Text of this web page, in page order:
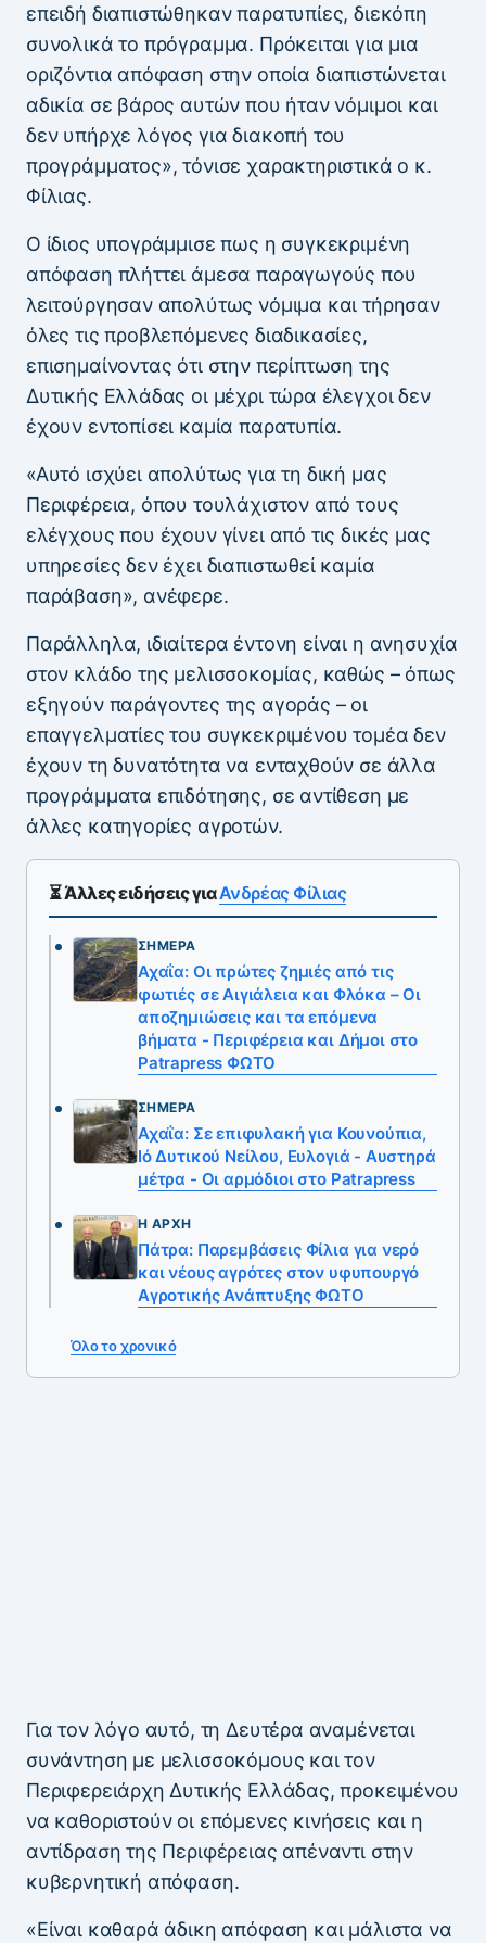
επειδή διαπιστώθηκαν παρατυπίες, διεκόπη
συνολικά το πρόγραμμα. Πρόκειται για μια
οριζόντια απόφαση στην οποία διαπιστώνεται
αδικία σε βάρος αυτών που ήταν νόμιμοι και
δεν υπήρχε λόγος για διακοπή του
προγράμματος», τόνισε χαρακτηριστικά ο κ.
Φίλιας.
Ο ίδιος υπογράμμισε πως η συγκεκριμένη
απόφαση πλήττει άμεσα παραγωγούς που
λειτούργησαν απολύτως νόμιμα και τήρησαν
όλες τις προβλεπόμενες διαδικασίες,
επισημαίνοντας ότι στην περίπτωση της
Δυτικής Ελλάδας οι μέχρι τώρα έλεγχοι δεν
έχουν εντοπίσει καμία παρατυπία.
«Αυτό ισχύει απολύτως για τη δική μας
Περιφέρεια, όπου τουλάχιστον από τους
ελέγχους που έχουν γίνει από τις δικές μας
υπηρεσίες δεν έχει διαπιστωθεί καμία
παράβαση», ανέφερε.
Παράλληλα, ιδιαίτερα έντονη είναι η ανησυχία
στον κλάδο της μελισσοκομίας, καθώς – όπως
εξηγούν παράγοντες της αγοράς – οι
επαγγελματίες του συγκεκριμένου τομέα δεν
έχουν τη δυνατότητα να ενταχθούν σε άλλα
προγράμματα επιδότησης, σε αντίθεση με
άλλες κατηγορίες αγροτών.
⏳ Άλλες ειδήσεις γιαΑνδρέας Φίλιας
ΣΉΜΕΡΑ
Αχαΐα: Οι πρώτες ζημιές από τις
φωτιές σε Αιγιάλεια και Φλόκα – Οι
αποζημιώσεις και τα επόμενα
βήματα - Περιφέρεια και Δήμοι στο
Patrapress ΦΩΤΟ
ΣΉΜΕΡΑ
Αχαΐα: Σε επιφυλακή για Κουνούπια,
Ιό Δυτικού Νείλου, Ευλογιά - Αυστηρά
μέτρα - Οι αρμόδιοι στο Patrapress
Η ΑΡΧΉ
Πάτρα: Παρεμβάσεις Φίλια για νερό
και νέους αγρότες στον υφυπουργό
Αγροτικής Ανάπτυξης ΦΩΤΟ
Όλο το χρονικό
Για τον λόγο αυτό, τη Δευτέρα αναμένεται
συνάντηση με μελισσοκόμους και τον
Περιφερειάρχη Δυτικής Ελλάδας, προκειμένου
να καθοριστούν οι επόμενες κινήσεις και η
αντίδραση της Περιφέρειας απέναντι στην
κυβερνητική απόφαση.
«Είναι καθαρά άδικη απόφαση και μάλιστα να